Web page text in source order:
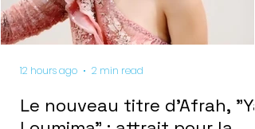
Le nouveau titre d'Afrah, "Ya
12 hours ago 2 min read